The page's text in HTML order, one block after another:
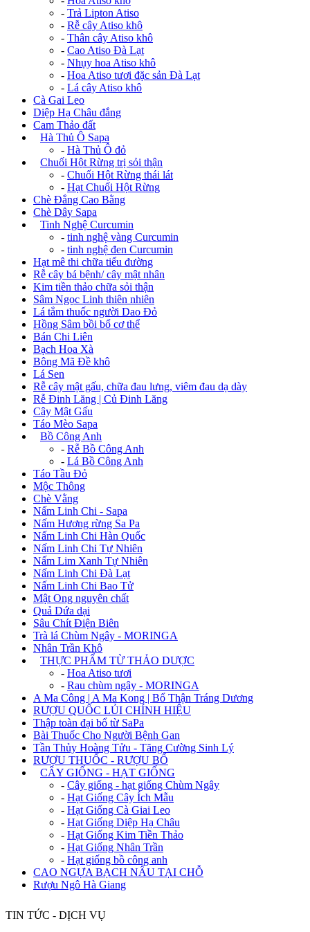
- Trả Lipton Atiso
- Rễ cây Atiso khô
- Thân cây Atiso khô
- Cao Atiso Đà Lạt
- Nhụy hoa Atiso khô
- Hoa Atiso tươi đặc sản Đà Lạt
- Lá cây Atiso khô
Cà Gai Leo
Diệp Hạ Châu đắng
Cam Thảo đất
Hà Thủ Ô Sapa
- Hà Thủ Ô đỏ
Chuối Hột Rừng trị sỏi thận
- Chuối Hột Rừng thái lát
- Hạt Chuối Hột Rừng
Chè Đắng Cao Bằng
Chè Dây Sapa
Tinh Nghệ Curcumin
- tinh nghệ vàng Curcumin
- tinh nghệ đen Curcumin
Hạt mê thi chữa tiểu đường
Rễ cây bá bệnh/ cây mật nhân
Kim tiền thảo chữa sỏi thận
Sâm Ngọc Linh thiên nhiên
Lá tắm thuốc người Dao Đỏ
Hồng Sâm bồi bổ cơ thể
Bán Chi Liên
Bạch Hoa Xà
Bông Mã Đề khô
Lá Sen
Rễ cây mật gấu, chữa đau lưng, viêm đau dạ dày
Rễ Đinh Lăng | Củ Đinh Lăng
Cây Mật Gấu
Táo Mèo Sapa
Bồ Công Anh
- Rễ Bồ Công Anh
- Lá Bồ Công Anh
Táo Tầu Đỏ
Mộc Thông
Chè Vằng
Nấm Linh Chi - Sapa
Nấm Hương rừng Sa Pa
Nấm Linh Chi Hàn Quốc
Nấm Linh Chi Tự Nhiên
Nấm Lim Xanh Tự Nhiên
Nấm Linh Chi Đà Lạt
Nấm Linh Chi Bao Tử
Mật Ong nguyên chất
Quả Dứa dại
Sâu Chít Điện Biên
Trà lá Chùm Ngây - MORINGA
Nhân Trần Khô
THỰC PHẨM TỪ THẢO DƯỢC
- Hoa Atiso tươi
- Rau chùm ngây - MORINGA
A Ma Công | A Ma Kong | Bổ Thận Tráng Dương
RƯỢU QUỐC LỦI CHÍNH HIỆU
Thập toàn đại bổ từ SaPa
Bài Thuốc Cho Người Bệnh Gan
Tần Thủy Hoàng Tửu - Tăng Cường Sinh Lý
RƯỢU THUỐC - RƯỢU BỔ
CÂY GIỐNG - HẠT GIỐNG
- Cây giống - hạt giống Chùm Ngây
- Hạt Giống Cây Ích Mẫu
- Hạt Giống Cà Giai Leo
- Hạt Giống Diệp Hạ Châu
- Hạt Giống Kim Tiền Thảo
- Hạt Giống Nhân Trần
- Hạt giống bồ công anh
CAO NGỰA BẠCH NẤU TẠI CHỖ
Rượu Ngô Hà Giang
TIN TỨC - DỊCH VỤ